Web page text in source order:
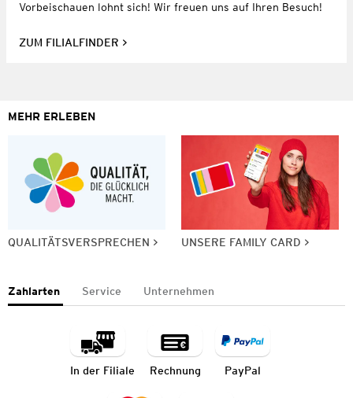
Vorbeischauen lohnt sich! Wir freuen uns auf Ihren Besuch!
ZUM FILIALFINDER
MEHR ERLEBEN
QUALITÄTSVERSPRECHEN UNSERE FAMILY CARD
Zahlarten Service Unternehmen
In der Filiale Rechnung PayPal